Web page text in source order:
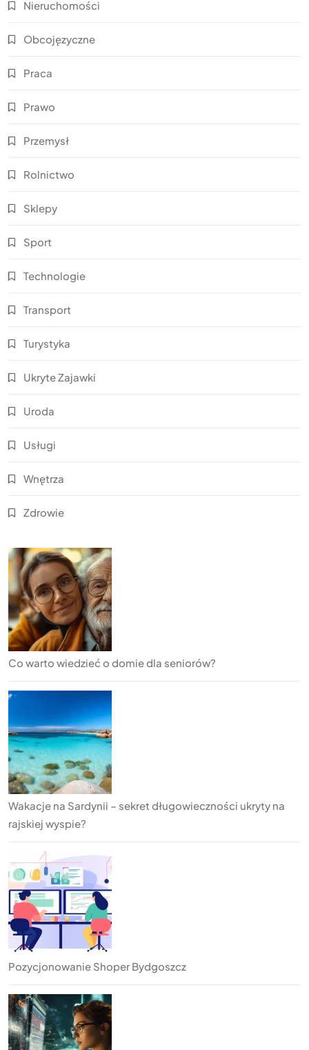
Nieruchomości
Obcojęzyczne
Praca
Prawo
Przemysł
Rolnictwo
Sklepy
Sport
Technologie
Transport
Turystyka
Ukryte Zajawki
Uroda
Usługi
Wnętrza
Zdrowie
Co warto wiedzieć o domie dla seniorów?
Wakacje na Sardynii – sekret długowieczności ukryty na
rajskiej wyspie?
Pozycjonowanie Shoper Bydgoszcz